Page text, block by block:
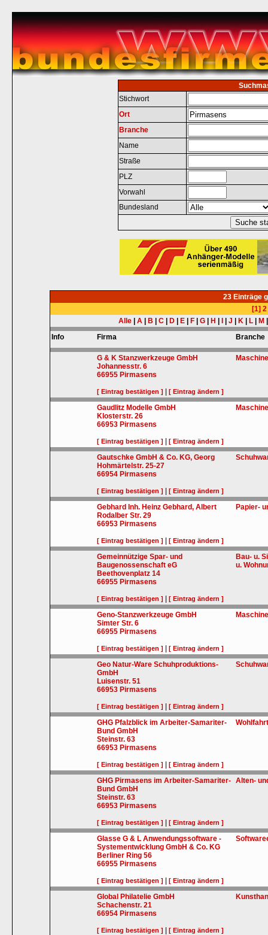
Stichwort
Ort
Branche
Name
Straße
PLZ
Vorwahl
Bundesland
23 Einträge
[1] 2
Alle
A B C D E F G H J K L M
Info
Firma Branche
G & K Stanzwerkzeuge GmbH
Johannesstr. 6
66955 Pirmasens
[ Eintrag bestätigen ] |[ Eintrag ändern ]
Gaudlitz Modelle GmbH
Klosterstr. 26
66953 Pirmasens
[ Eintrag bestätigen ] |[ Eintrag ändern ]
Gautschke GmbH & Co. KG, Georg
Hohmärtelstr. 25-27
66954 Pirmasens
[ Eintrag bestätigen ] |[ Eintrag ändern ]
Gebhard Inh. Heinz Gebhard, Albert
Rodalber Str. 29
66953 Pirmasens
[ Eintrag bestätigen ] |[ Eintrag ändern ]
Papier-
Gemeinnützige Spar- und
Baugenossenschaft eG
Beethovenplatz 14
66955 Pirmasens
[ Eintrag bestätigen ] |[ Eintrag ändern ]
Bau- u.
u.
Geno-Stanzwerkzeuge GmbH
Simter Str. 6
66955 Pirmasens
[ Eintrag bestätigen ] |[ Eintrag ändern ]
Geo Natur-Ware Schuhproduktions-
GmbH
Luisenstr. 51
66953 Pirmasens
[ Eintrag bestätigen ] |[ Eintrag ändern ]
GHG Pfalzblick im Arbeiter-Samariter-
Bund GmbH
Steinstr. 63
66953 Pirmasens
[ Eintrag bestätigen ] |[ Eintrag ändern ]
GHG Pirmasens im Arbeiter-Samariter-
Bund GmbH
Steinstr. 63
66953 Pirmasens
[ Eintrag bestätigen ] |[ Eintrag ändern ]
Alten-
Glasse G & L Anwendungssoftware -
Systementwicklung GmbH & Co. KG
Berliner Ring 56
66955 Pirmasens
[ Eintrag bestätigen ] |[ Eintrag ändern ]
Global Philatelie GmbH
Schachenstr. 21
66954 Pirmasens
[ Eintrag bestätigen ] |[ Eintrag ändern ]